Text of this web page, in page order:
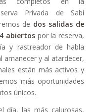
Privada de Sabi
de dos salidas de
abiertospor la reserva,
y rastreador de habla
amanecer y al atardecer,
están más activos y
más oportunidades
únicos.
día, las más calurosas,